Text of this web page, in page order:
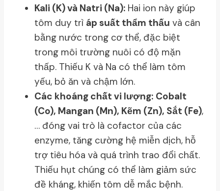
Kali (K) và Natri (Na): Hai ion này giúp
tôm duy trì áp suất thẩm thấu và cân
bằng nước trong cơ thể, đặc biệt
trong môi trường nuôi có độ mặn
thấp. Thiếu K và Na có thể làm tôm
yếu, bỏ ăn và chậm lớn.
Các khoáng chất vi lượng: Cobalt
(Co), Mangan (Mn), Kẽm (Zn), Sắt (Fe),
… đóng vai trò là cofactor của các
enzyme, tăng cường hệ miễn dịch, hỗ
trợ tiêu hóa và quá trình trao đổi chất.
Thiếu hụt chúng có thể làm giảm sức
đề kháng, khiến tôm dễ mắc bệnh.